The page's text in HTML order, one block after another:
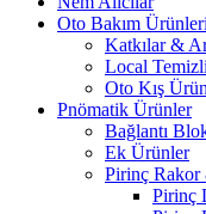
Oto Bakım Ürünleri
Katkılar &
Local
Oto Kış
Pnömatik Ürünler
Bağlantı
Ek Ürünler
Pirinç Rakor
Pirinç